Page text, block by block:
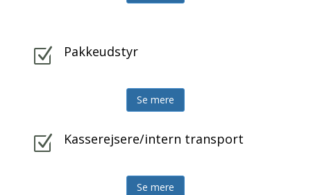
Z Pakkeudstyr
Se mere
Z Kasserejsere/intern transport
Se mere